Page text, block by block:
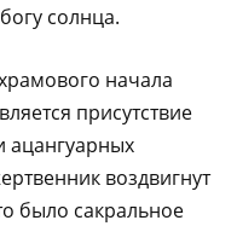
солнца.
начала
присутствие
ацангуарных
воздвигнут
было сакральное